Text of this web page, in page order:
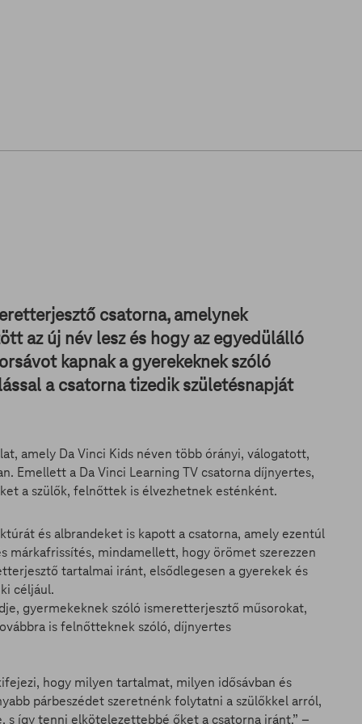
csatorna, amelynek
az új név lesz és hogy az egyedülálló
kapnak a gyerekeknek szóló
a csatorna tizedik születésnapját
amely Da Vinci Kids néven több órányi, válogatott,
Emellett a Da Vinci Learning TV csatorna díjnyertes,
a szülők, felnőttek is élvezhetnek esténként.
és albrandeket is kapott a csatorna, amely ezentúl
márkafrissítés, mindamellett, hogy örömet szerezzen
tartalmai iránt, elsődlegesen a gyerekek és
céljául.
gyermekeknek szóló ismeretterjesztő műsorokat,
is felnőtteknek szóló, díjnyertes
hogy milyen tartalmat, milyen idősávban és
párbeszédet szeretnénk folytatni a szülőkkel arról,
s így tenni elkötelezettebbé őket a csatorna iránt.” –